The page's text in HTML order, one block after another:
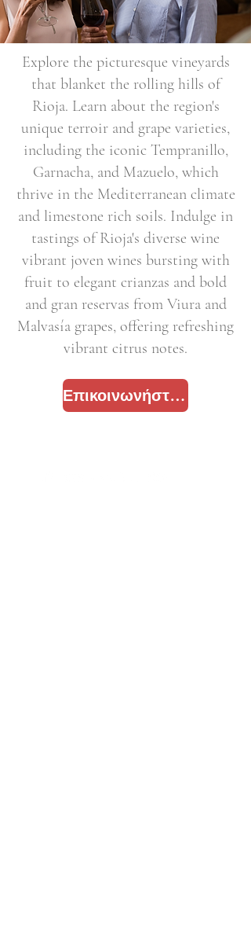
Explore the picturesque vineyards
that blanket the rolling hills of
Rioja. Learn about the region's
unique terroir and grape varieties,
including the iconic Tempranillo,
Garnacha, and Mazuelo, which
thrive in the Mediterranean climate
and limestone rich soils. Indulge in
tastings of Rioja's diverse wine
vibrant joven wines bursting with
fruit to elegant crianzas and bold
and gran reservas from Viura and
Malvasía grapes, offering refreshing
vibrant citrus notes.
Επικοινωνήστε μαζί μας